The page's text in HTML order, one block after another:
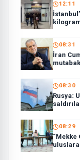
12:11
08:31
İran
08:30
Rusya:
08:29
“Mekke